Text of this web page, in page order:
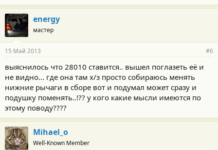
energy
мастер
15 Май 2013 #6
выяснилось что 28010 ставится.. вышел поглазеть её и
не видно... где она там х/з просто собираюсь менять
нижние рычаги в сборе вот и подумал может сразу и
подушку поменять..!?? у кого какие мысли имеются по
этому поводу????
Mihael_o
Well-Known Member